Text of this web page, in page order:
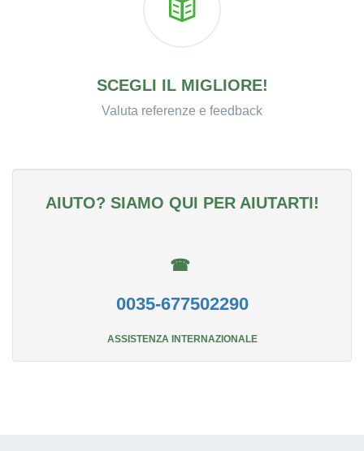
SCEGLI IL MIGLIORE!
Valuta referenze e feedback
AIUTO? SIAMO QUI PER AIUTARTI!
☎
0035-677502290
ASSISTENZA INTERNAZIONALE